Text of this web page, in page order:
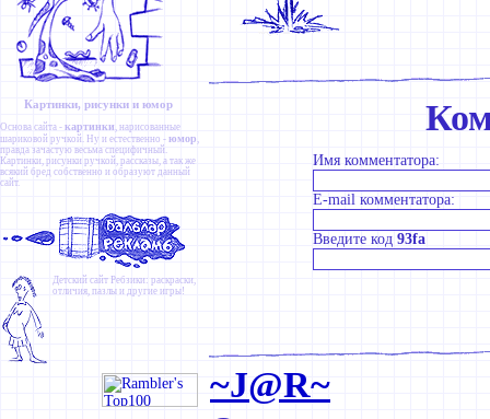
Картинки, рисунки и юмор
Основа сайта - картинки , нарисованные
шариковой ручкой. Ну и естественно - юмор ,
правда зачастую весьма специфичный.
Картинки, рисунки ручкой, рассказы, а так же
всякий бред собственно и образуют данный
сайт.
Детский сайт Ребзики: раскраски,
отличия, пазлы и другие игры!
Имя комментатора:
E-mail комментатора:
Введите код 93fa
~J@R~